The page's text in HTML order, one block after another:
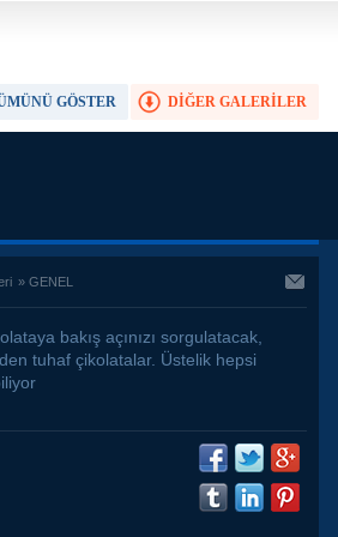
DİĞER GALERİLER
GÖSTER
» GENEL
bakış açınızı sorgulatacak,
tuhaf çikolatalar. Üstelik hepsi